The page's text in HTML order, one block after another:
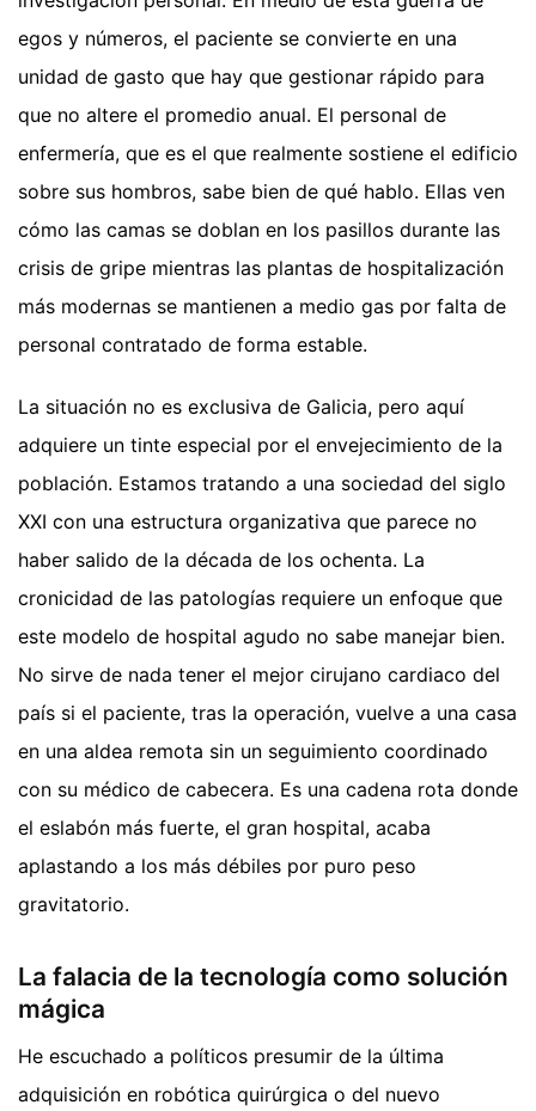
egos y números, el paciente se convierte en una
unidad de gasto que hay que gestionar rápido para
que no altere el promedio anual. El personal de
enfermería, que es el que realmente sostiene el edificio
sobre sus hombros, sabe bien de qué hablo. Ellas ven
cómo las camas se doblan en los pasillos durante las
crisis de gripe mientras las plantas de hospitalización
más modernas se mantienen a medio gas por falta de
personal contratado de forma estable.
La situación no es exclusiva de Galicia, pero aquí
adquiere un tinte especial por el envejecimiento de la
población. Estamos tratando a una sociedad del siglo
XXI con una estructura organizativa que parece no
haber salido de la década de los ochenta. La
cronicidad de las patologías requiere un enfoque que
este modelo de hospital agudo no sabe manejar bien.
No sirve de nada tener el mejor cirujano cardiaco del
país si el paciente, tras la operación, vuelve a una casa
en una aldea remota sin un seguimiento coordinado
con su médico de cabecera. Es una cadena rota donde
el eslabón más fuerte, el gran hospital, acaba
aplastando a los más débiles por puro peso
gravitatorio.
La falacia de la tecnología como solución
mágica
He escuchado a políticos presumir de la última
adquisición en robótica quirúrgica o del nuevo